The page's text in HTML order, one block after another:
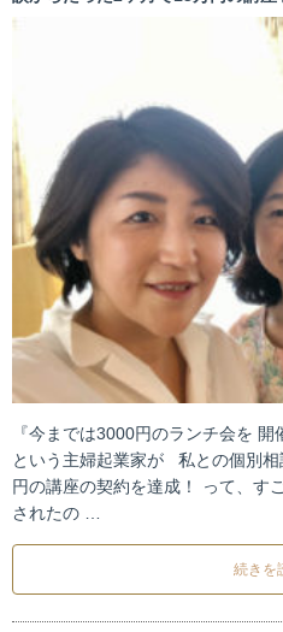
『今までは3000円のランチ会を 開
という主婦起業家が 私との個別
円の講座の契約を達成！ って、す
されたの …
続きを